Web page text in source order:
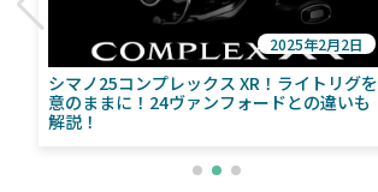
シマノ25コンプレックス XR！ライトリグを
意のままに！24ヴァンフォードとの違いも
解説！
2025年2月2日